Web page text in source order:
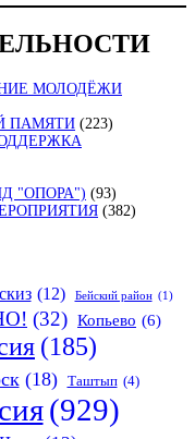
МОЛОДЁЖИ
ПАМЯТИ (223)
"ОПОРА") (93)
(382)
(12) Бейский район (1)
(32) Копьево (6)
(185)
(18) Таштып (4)
(929)